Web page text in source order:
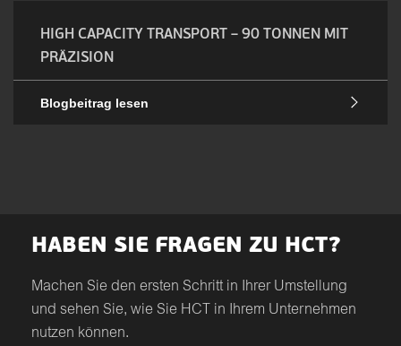
HIGH CAPACITY TRANSPORT – 90 TONNEN MIT
PRÄZISION
Blogbeitrag lesen
HABEN SIE FRAGEN ZU HCT?
Machen Sie den ersten Schritt in Ihrer Umstellung
und sehen Sie, wie Sie HCT in Ihrem Unternehmen
nutzen können.